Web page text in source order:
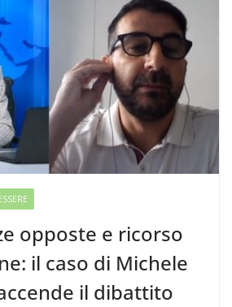
opposte e ricorso
il caso di Michele
il dibattito